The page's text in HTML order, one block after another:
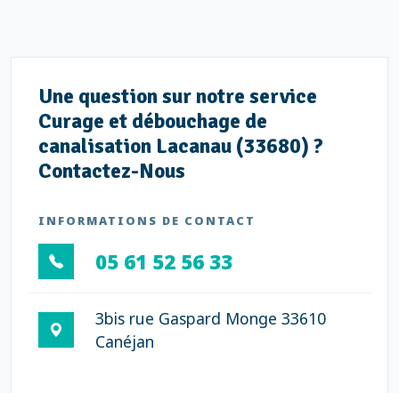
Une question sur notre service
Curage et débouchage de
canalisation Lacanau (33680) ?
Contactez-Nous
INFORMATIONS DE CONTACT
05 61 52 56 33
3bis rue Gaspard Monge 33610
Canéjan